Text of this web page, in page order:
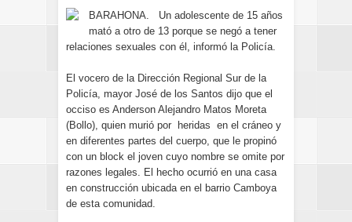
BARAHONA. Un adolescente de 15 años
mató a otro de 13 porque se negó a tener
relaciones sexuales con él, informó la Policía.
El vocero de la Dirección Regional Sur de la
Policía, mayor José de los Santos dijo que el
occiso es Anderson Alejandro Matos Moreta
(Bollo), quien murió por heridas en el cráneo y
en diferentes partes del cuerpo, que le propinó
con un block el joven cuyo nombre se omite por
razones legales. El hecho ocurrió en una casa
en construcción ubicada en el barrio Camboya
de esta comunidad.